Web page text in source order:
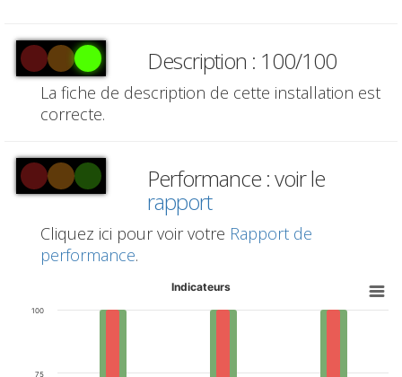
Description : 100/100
La fiche de description de cette installation est
correcte.
Performance : voir le
rapport
Cliquez ici pour voir votre Rapport de
performance.
Indicateurs
75
100